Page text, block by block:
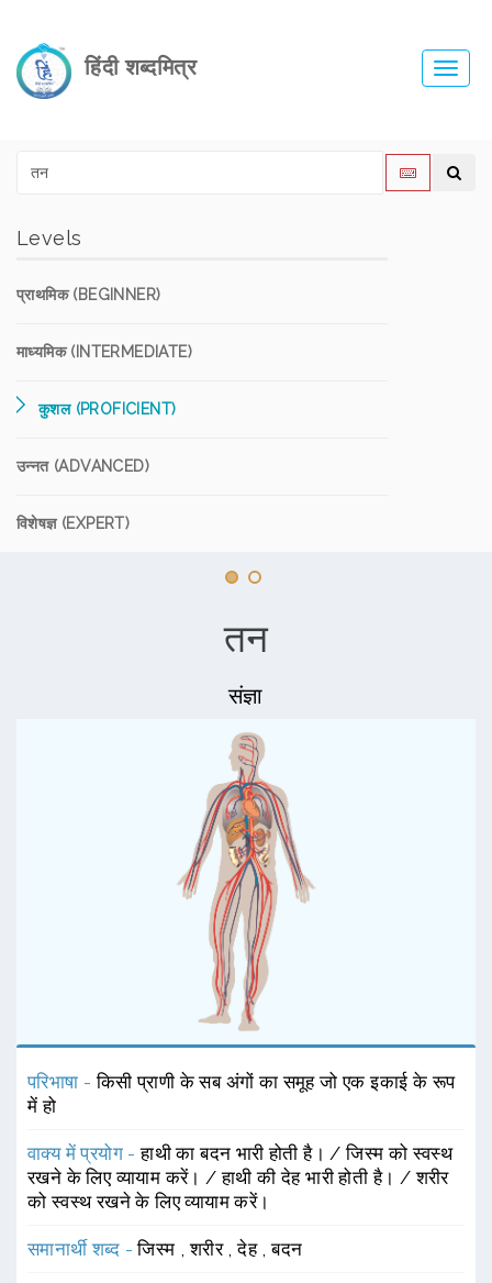
हिंदी शब्दमित्र
Levels
प्राथमिक (BEGINNER)
माध्यमिक (INTERMEDIATE)
कुशल (PROFICIENT)
उन्नत (ADVANCED)
विशेषज्ञ (EXPERT)
तन
संज्ञा
परिभाषा -किसी प्राणी के सब अंगों का समूह जो एक इकाई के रूप
में हो
वाक्य में प्रयोग -हाथी का बदन भारी होती है। / जिस्म को स्वस्थ
रखने के लिए व्यायाम करें। / हाथी की देह भारी होती है। / शरीर
को स्वस्थ रखने के लिए व्यायाम करें।
समानार्थी शब्द -जिस्म ,शरीर ,देह ,बदन